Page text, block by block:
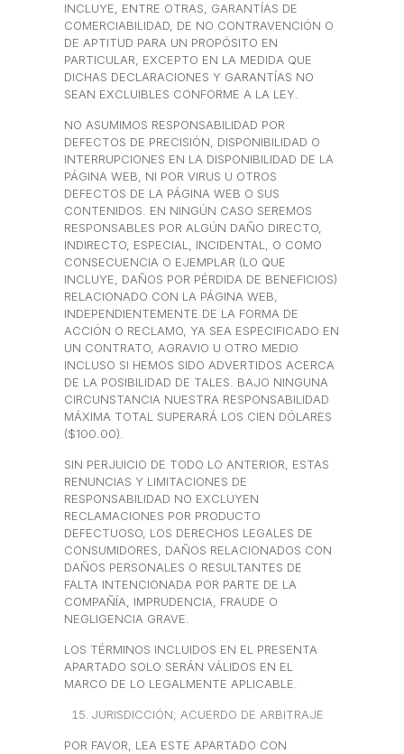
INCLUYE, ENTRE OTRAS, GARANTÍAS DE
COMERCIABILIDAD, DE NO CONTRAVENCIÓN O
DE APTITUD PARA UN PROPÓSITO EN
PARTICULAR, EXCEPTO EN LA MEDIDA QUE
DICHAS DECLARACIONES Y GARANTÍAS NO
SEAN EXCLUIBLES CONFORME A LA LEY.
NO ASUMIMOS RESPONSABILIDAD POR
DEFECTOS DE PRECISIÓN, DISPONIBILIDAD O
INTERRUPCIONES EN LA DISPONIBILIDAD DE LA
PÁGINA WEB, NI POR VIRUS U OTROS
DEFECTOS DE LA PÁGINA WEB O SUS
CONTENIDOS. EN NINGÚN CASO SEREMOS
RESPONSABLES POR ALGÚN DAÑO DIRECTO,
INDIRECTO, ESPECIAL, INCIDENTAL, O COMO
CONSECUENCIA O EJEMPLAR (LO QUE
INCLUYE, DAÑOS POR PÉRDIDA DE BENEFICIOS)
RELACIONADO CON LA PÁGINA WEB,
INDEPENDIENTEMENTE DE LA FORMA DE
ACCIÓN O RECLAMO, YA SEA ESPECIFICADO EN
UN CONTRATO, AGRAVIO U OTRO MEDIO
INCLUSO SI HEMOS SIDO ADVERTIDOS ACERCA
DE LA POSIBILIDAD DE TALES. BAJO NINGUNA
CIRCUNSTANCIA NUESTRA RESPONSABILIDAD
MÁXIMA TOTAL SUPERARÁ LOS CIEN DÓLARES
($100.00).
SIN PERJUICIO DE TODO LO ANTERIOR, ESTAS
RENUNCIAS Y LIMITACIONES DE
RESPONSABILIDAD NO EXCLUYEN
RECLAMACIONES POR PRODUCTO
DEFECTUOSO, LOS DERECHOS LEGALES DE
CONSUMIDORES, DAÑOS RELACIONADOS CON
DAÑOS PERSONALES O RESULTANTES DE
FALTA INTENCIONADA POR PARTE DE LA
COMPAÑÍA, IMPRUDENCIA, FRAUDE O
NEGLIGENCIA GRAVE.
LOS TÉRMINOS INCLUIDOS EN EL PRESENTA
APARTADO SOLO SERÁN VÁLIDOS EN EL
MARCO DE LO LEGALMENTE APLICABLE.
JURISDICCIÓN; ACUERDO DE ARBITRAJE
POR FAVOR, LEA ESTE APARTADO CON